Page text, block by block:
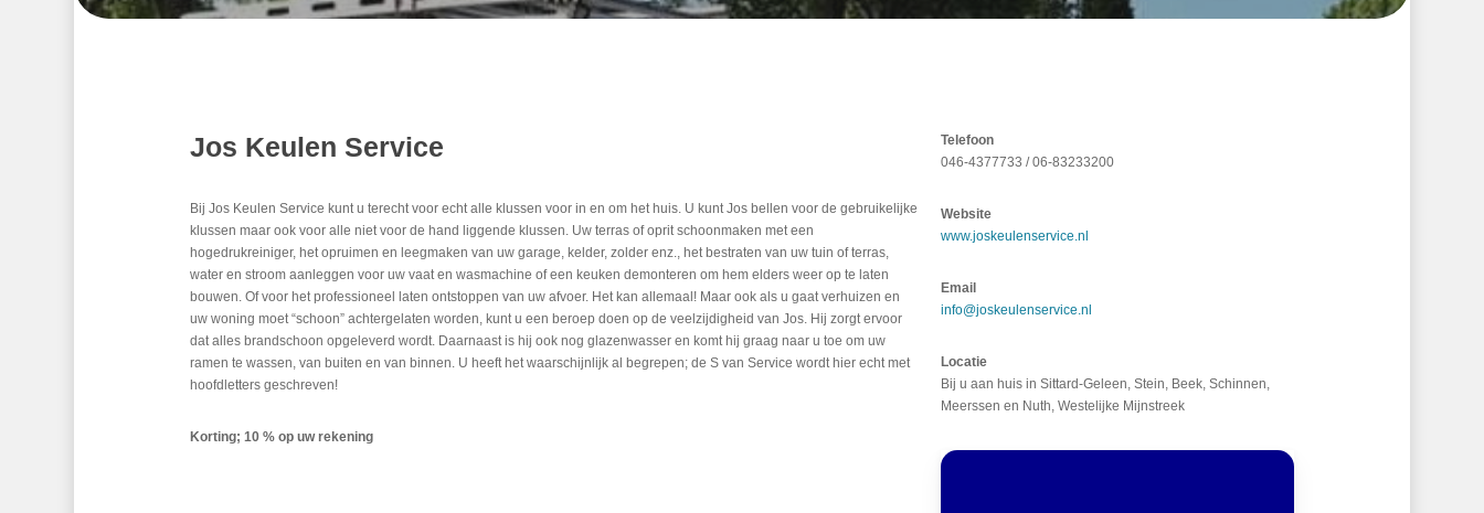
Jos Keulen Service
Bij Jos Keulen Service kunt u terecht voor echt alle klussen voor in en om het huis. U kunt Jos bellen voor de gebruikelijke
klussen maar ook voor alle niet voor de hand liggende klussen. Uw terras of oprit schoonmaken met een
hogedrukreiniger, het opruimen en leegmaken van uw garage, kelder, zolder enz., het bestraten van uw tuin of terras,
water en stroom aanleggen voor uw vaat en wasmachine of een keuken demonteren om hem elders weer op te laten
bouwen. Of voor het professioneel laten ontstoppen van uw afvoer. Het kan allemaal! Maar ook als u gaat verhuizen en
uw woning moet “schoon” achtergelaten worden, kunt u een beroep doen op de veelzijdigheid van Jos. Hij zorgt ervoor
dat alles brandschoon opgeleverd wordt. Daarnaast is hij ook nog glazenwasser en komt hij graag naar u toe om uw
ramen te wassen, van buiten en van binnen. U heeft het waarschijnlijk al begrepen; de S van Service wordt hier echt met
hoofdletters geschreven!
Korting; 10 % op uw rekening
Telefoon
046-4377733 / 06-83233200
Website
www.joskeulenservice.nl
Email
info@joskeulenservice.nl
Locatie
Bij u aan huis in Sittard-Geleen, Stein, Beek, Schinnen,
Meerssen en Nuth, Westelijke Mijnstreek